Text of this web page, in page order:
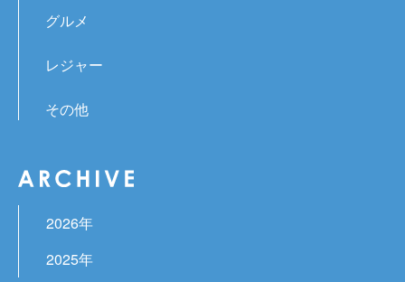
グルメ
レジャー
その他
2026年
2025年